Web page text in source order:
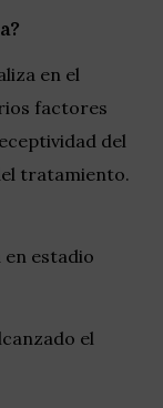
en el
factores
del
tratamiento.
en estadio
el